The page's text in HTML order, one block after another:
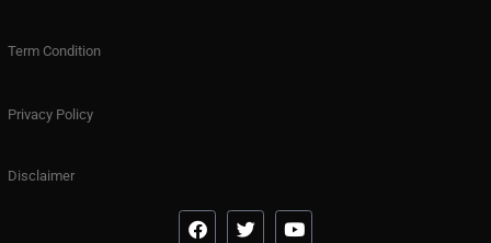
Term Condition
Privacy Policy
Disclaimer